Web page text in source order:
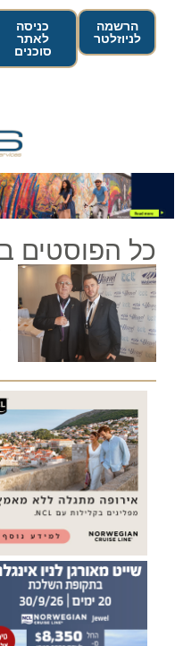
הרשמה
לניוזלטר
כניסה
לאתר
סוכנים
כל הפוסטים